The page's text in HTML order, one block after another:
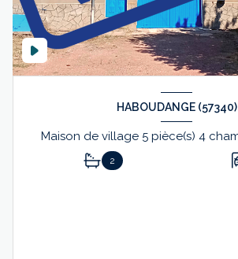
HABOUDANGE (57340)
2